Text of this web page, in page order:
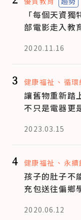
「每個天資
部電影走入教
2020.11.16
3 健康福祉 循環
讓舊物重新
不只是電器更
2023.03.15
4 健康福祉 永續
孩子的肚子不
充包送往偏鄉
2020.06.12